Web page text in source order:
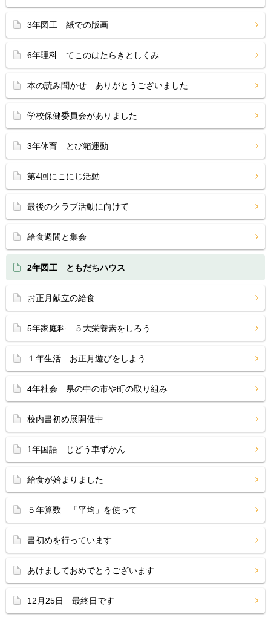
3年図工 紙での版画
6年理科 てこのはたらきとしくみ
本の読み聞かせ ありがとうございました
学校保健委員会がありました
3年体育 とび箱運動
第4回にこにじ活動
最後のクラブ活動に向けて
給食週間と集会
2年図工 ともだちハウス
お正月献立の給食
5年家庭科 ５大栄養素をしろう
１年生活 お正月遊びをしよう
4年社会 県の中の市や町の取り組み
校内書初め展開催中
1年国語 じどう車ずかん
給食が始まりました
５年算数 「平均」を使って
書初めを行っています
あけましておめでとうございます
12月25日 最終日です